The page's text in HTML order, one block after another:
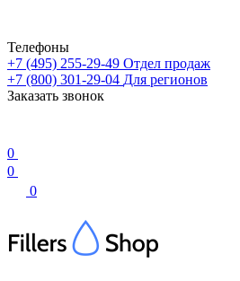
Телефоны
+7 (495) 255-29-49 Отдел продаж
+7 (800) 301-29-04 Для регионов
Заказать звонок
0
0
0